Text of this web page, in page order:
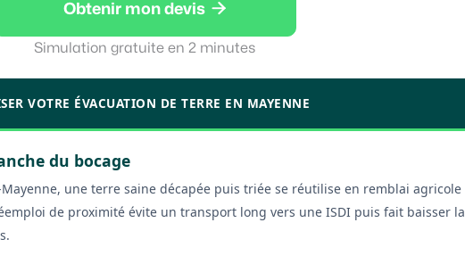
Obtenir mon devis 
Simulation gratuite en 2 minutes
VOTRE ÉVACUATION DE TERRE EN MAYENNE
du bocage
une terre saine décapée puis triée se réutilise en remblai agricole
de proximité évite un transport long vers une ISDI puis fait baisser la